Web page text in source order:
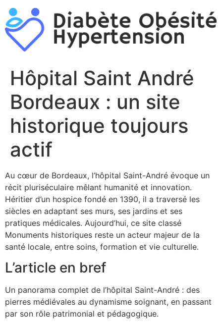
Aller
au
contenu
Hôpital Saint André
Bordeaux : un site
historique toujours
actif
Au cœur de Bordeaux, l’hôpital Saint-André évoque un
récit pluriséculaire mêlant humanité et innovation.
Héritier d’un hospice fondé en 1390, il a traversé les
siècles en adaptant ses murs, ses jardins et ses
pratiques médicales. Aujourd’hui, ce site classé
Monuments historiques reste un acteur majeur de la
santé locale, entre soins, formation et vie culturelle.
L’article en bref
Un panorama complet de l’hôpital Saint-André : des
pierres médiévales au dynamisme soignant, en passant
par son rôle patrimonial et pédagogique.